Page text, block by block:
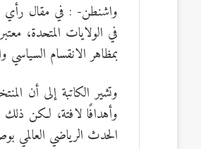
واشنطن- : في مقال رأي
في الولايات المتحدة،
بمظاهر الانقسام
وتشير الكاتبة إلى أن
وأهدافًا لافتة، لكن
الحدث الرياضي العالمي